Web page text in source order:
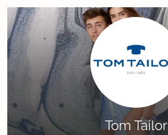
Tom Tailor